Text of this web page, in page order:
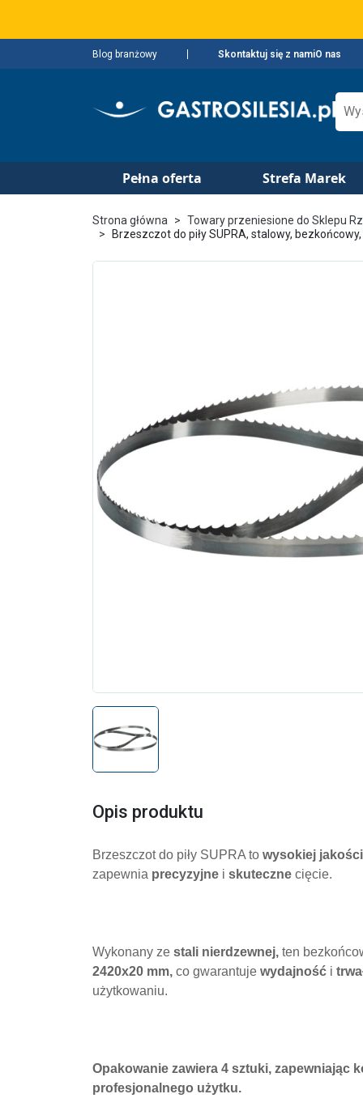
Blog branżowy Skontaktuj się z namiO nas
Pełna oferta Strefa Marek
Strona główna
Towary przeniesione do Sklepu
Brzeszczot do piły SUPRA, stalowy,
Opis produktu
Brzeszczot do piły SUPRA to wysokiej
zapewnia precyzyjne i skuteczne cięcie.
Wykonany ze stali nierdzewnej, ten
2420x20 mm, co gwarantuje wydajność i
użytkowaniu.
Opakowanie zawiera 4 sztuki, zapewniając
profesjonalnego użytku.